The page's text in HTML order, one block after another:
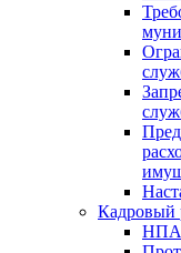
Кадровый
НПА